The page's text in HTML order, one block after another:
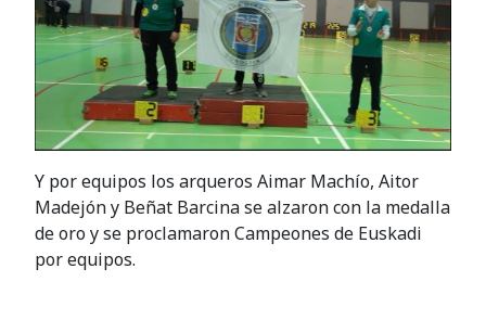
Y por equipos los arqueros Aimar Machío, Aitor
Madejón y Beñat Barcina se alzaron con la medalla
de oro y se proclamaron Campeones de Euskadi
por equipos.